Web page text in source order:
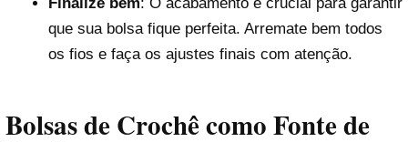
Finalize bem: O acabamento é crucial para garantir
que sua bolsa fique perfeita. Arremate bem todos
os fios e faça os ajustes finais com atenção.
Bolsas de Crochê como Fonte de